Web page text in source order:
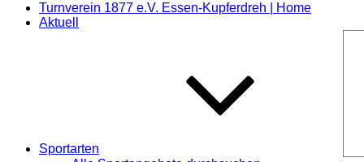
Turnverein 1877 e.V. Essen-Kupferdreh | Home
Aktuell
Sportarten